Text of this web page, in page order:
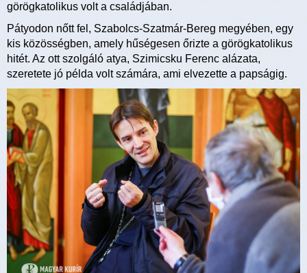
görögkatolikus volt a családjában.
Pátyodon nőtt fel, Szabolcs-Szatmár-Bereg megyében, egy
kis közösségben, amely hűségesen őrizte a görögkatolikus
hitét. Az ott szolgáló atya, Szimicsku Ferenc alázata,
szeretete jó példa volt számára, ami elvezette a papságig.